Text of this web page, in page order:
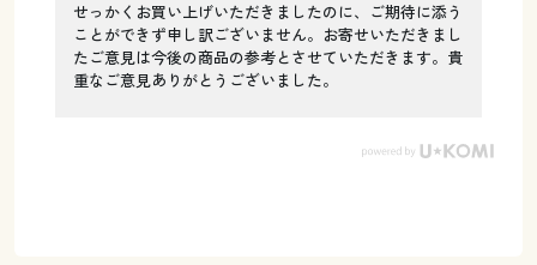
せっかくお買い上げいただきましたのに、ご期待に添う
ことができず申し訳ございません。お寄せいただきまし
たご意見は今後の商品の参考とさせていただきます。貴
重なご意見ありがとうございました。